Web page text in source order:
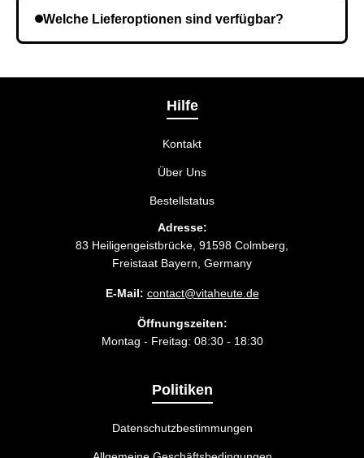
und wiederholen Sie gegebenenfalls die Bestellung.
Welche Lieferoptionen sind verfügbar?
Liefermethode wählen, die am besten zu Ihnen
Hilfe
Kontakt
Über Uns
Bestellstatus
Adresse:
83 Heiligengeistbrücke, 91598 Colmberg,
Freistaat Bayern, Germany
E-Mail: contact@vitaheute.de
Öffnungszeiten:
Montag - Freitag: 08:30 - 18:30
Politiken
Datenschutzbestimmungen